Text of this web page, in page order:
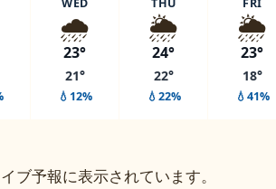
🌧️
23°
21°
💧12%
🌦️
24°
22°
💧22%
🌦️
23°
18°
💧41%
ブ予報に表示されています。